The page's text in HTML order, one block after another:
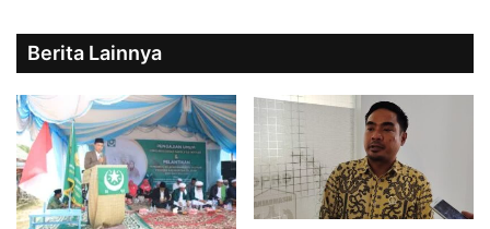
Berita Lainnya